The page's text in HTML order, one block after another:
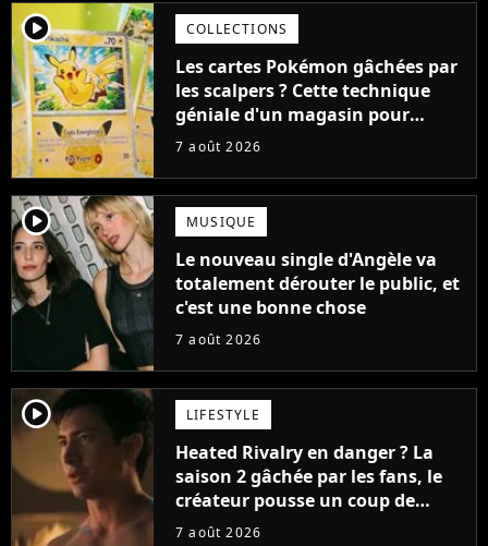
player2 COLLECTIONS
Les cartes Pokémon gâchées par
les scalpers ? Cette technique
géniale d'un magasin pour
ruiner les revendeurs
7 août 2026
player2 MUSIQUE
Le nouveau single d'Angèle va
totalement dérouter le public, et
c'est une bonne chose
7 août 2026
player2 LIFESTYLE
Heated Rivalry en danger ? La
saison 2 gâchée par les fans, le
créateur pousse un coup de
gueule
7 août 2026